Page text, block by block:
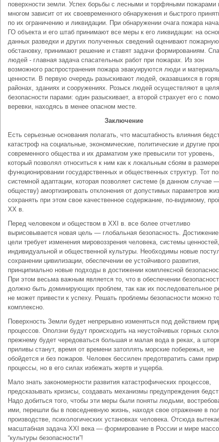
поверхности земли. Успех борьбы с лесными и торфяными пожарами
многом зависит от их своевременного обнаружения и быстрого
по их ограничению и ликвидации. При обнаружении очага пожара
ГО объекта и его штаб принимают все меры к его ликвидации: на
данных разведки и других полученных сведений оценивают пожарную
обстановку, принимают решение и ставят задачи формированиям.
людей - главная задача спасательных работ при пожарах. Из зон
возможного распространения пожара эвакуируются люди и
ценности. В первую очередь разыскивают людей, оказавшихся в
районах, зданиях и сооружениях. Розыск людей осуществляют в
безопасности парами: один разыскивает, а второй страхует его с
веревки, находясь в менее опасном месте.
Заключение
Есть серьезные основания полагать, что масштабность влияния
катастроф на социальные, экономические, политические и другие
современного общества и их драматизм уже превысили тот уровень,
который позволял относиться к ним как к локальным сбоям в
функционировании государственных и общественных структур. Тот
системной адаптации, которая позволяет системе (в данном случае
обществу) амортизировать отклонения от допустимых параметров
сохранять при этом свое качественное содержание, по-видимому,
ХХ в.
Перед человеком и обществом в XXI в. все более отчетливо
вырисовывается новая цель — глобальная безопасность.
цели требует изменения мировоззрения человека, системы ценностей,
индивидуальной и общественной культуры. Необходимы новые
сохранении цивилизации, обеспечении ее устойчивого развития,
принципиально новые подходы в достижении комплексной
При этом весьма важным является то, что в обеспечении
должно быть доминирующих проблем, так как их последовательное
не может привести к успеху. Решать проблемы безопасности можно
комплексно.
Поверхность Земли будет непрерывно изменяться под действием
процессов. Оползни будут происходить на неустойчивых горных
прежнему будет чередоваться большая и малая вода в реках, а
приливы станут, время от времени затоплять морские побережья, не
обойдется и без пожаров. Человек бессилен предотвратить сами
процессы, но в его силах избежать жертв и ущерба.
Мало знать закономерности развития катастрофических процессов,
предсказывать кризисы, создавать механизмы предупреждения
Надо добиться того, чтобы эти меры были поняты людьми,
ими, перешли бы в повседневную жизнь, находя свое отражение в
производстве, психологических установках человека. Отсюда
масштабная задача XXI века — формирование в России и мире
“культуры безопасности”!